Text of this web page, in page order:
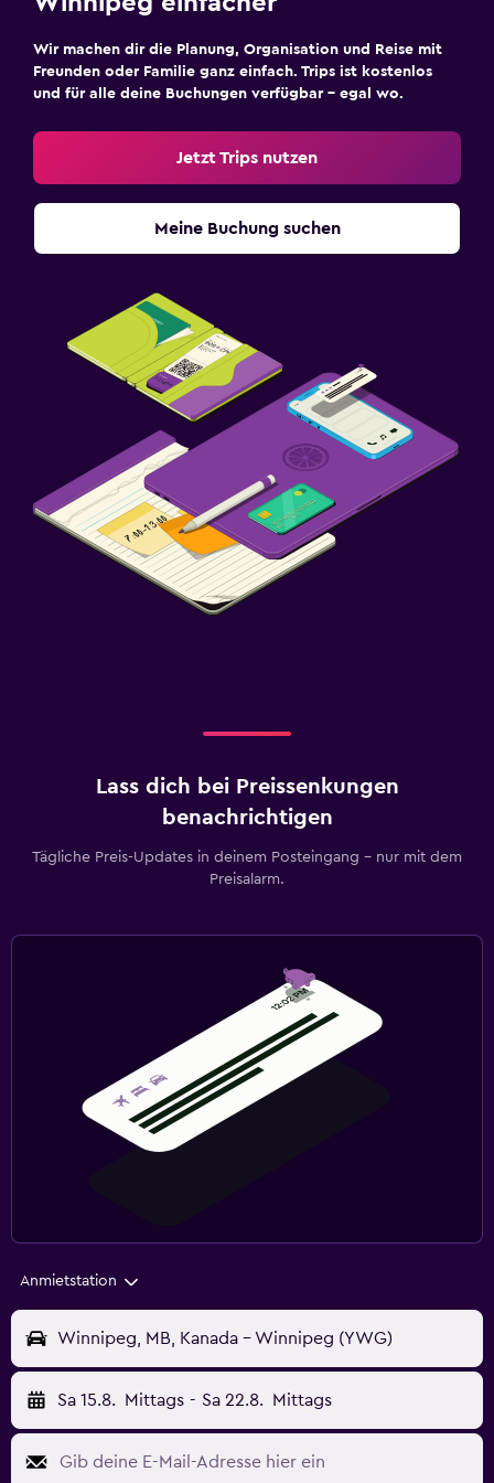
Wir machen dir die Planung, Organisation und Reise mit
Freunden oder Familie ganz einfach. Trips ist kostenlos
und für alle deine Buchungen verfügbar – egal wo.
Jetzt Trips nutzen
Meine Buchung suchen
Lass dich bei Preissenkungen
benachrichtigen
Tägliche Preis-Updates in deinem Posteingang – nur mit dem
Preisalarm.
Anmietstation
Winnipeg, MB, Kanada - Winnipeg (YWG)
Sa 15.8. Mittags - Sa 22.8. Mittags